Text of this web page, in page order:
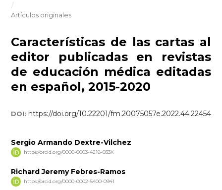
/
Artículos originales
Características de las cartas al
editor publicadas en revistas
de educación médica editadas
en español, 2015-2020
DOI: https://doi.org/10.22201/fm.20075057e.2022.44.22454
Sergio Armando Dextre-Vilchez
https://orcid.org/0000-0003-4218-033X
Richard Jeremy Febres-Ramos
https://orcid.org/0000-0002-5400-0941